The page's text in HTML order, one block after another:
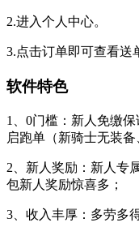
2.进入个人中心。
3.点击订单即可查看送
软件特色
1、0门槛：新人免缴
启跑单（新骑士无装
2、新人奖励：新人专
包新人奖励惊喜多；
3、收入丰厚：多劳多